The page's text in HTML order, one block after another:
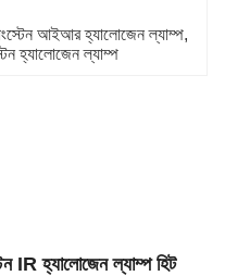
আইআর হ্যালোজেন ল্যাম্প
হ্যালোজেন ল্যাম্প
হ্যালোজেন ল্যাম্প হিট